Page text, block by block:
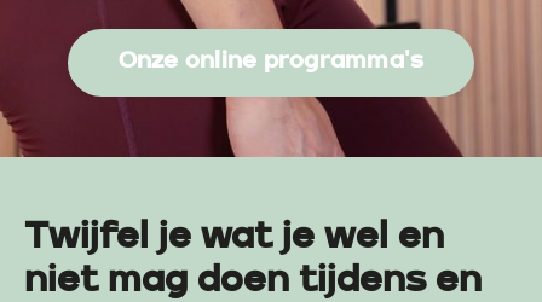
Onze online programma's
Twijfel je wat je wel en
niet mag doen tijdens en